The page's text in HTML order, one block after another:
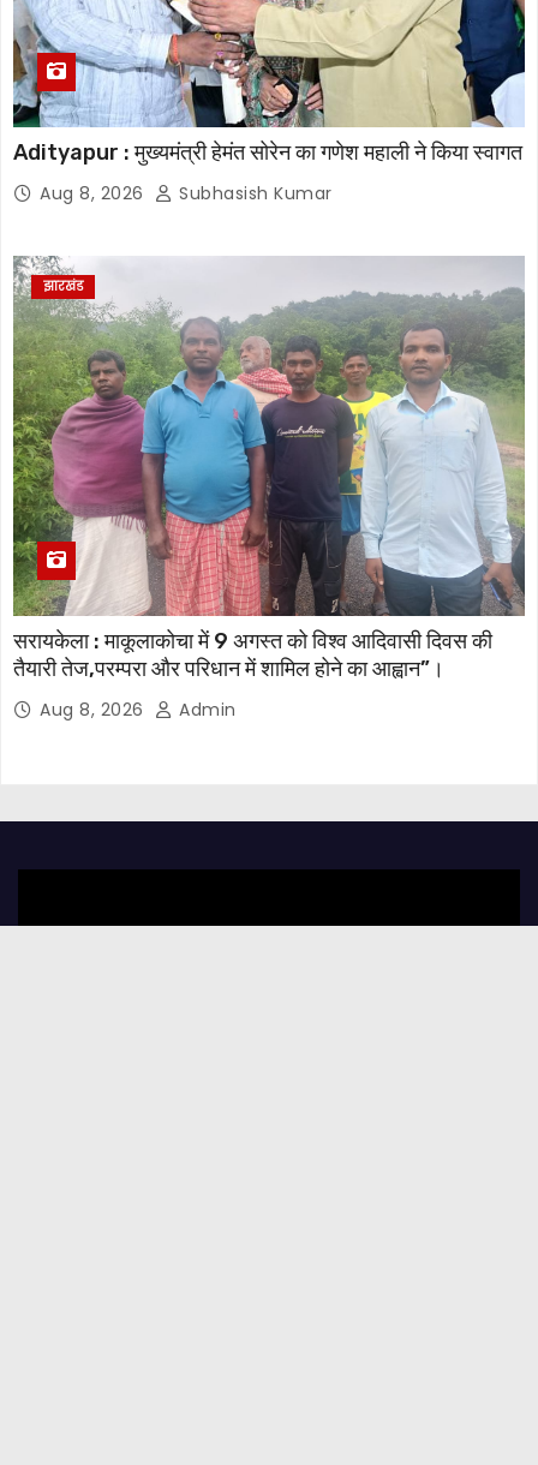
Adityapur : मुख्यमंत्री हेमंत सोरेन का गणेश महाली ने किया स्वागत
Aug 8, 2026 Subhasish Kumar
झारखंड
सरायकेला : माकूलाकोचा में 9 अगस्त को विश्व आदिवासी दिवस की
तैयारी तेज,परम्परा और परिधान में शामिल होने का आह्वान”।
Aug 8, 2026 Admin